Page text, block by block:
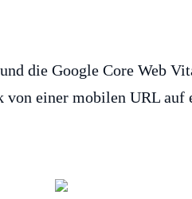
die Google Core Web
von einer mobilen URL